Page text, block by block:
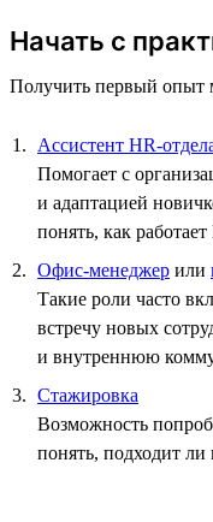
Начать с
Получить первый опыт
Ассистент HR-
Помогает с
и адаптацией
понять, как
Офис-менеджер или
Такие роли часто
встречу новых
и внутреннюю
Стажировка
Возможность
понять, подходит ли